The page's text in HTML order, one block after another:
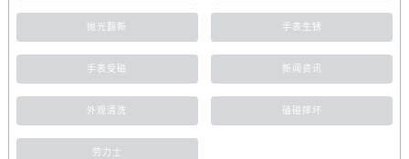
抛光翻新 手表生锈
手表受磁 新闻资讯
外观清洗 磕碰摔坏
劳力士